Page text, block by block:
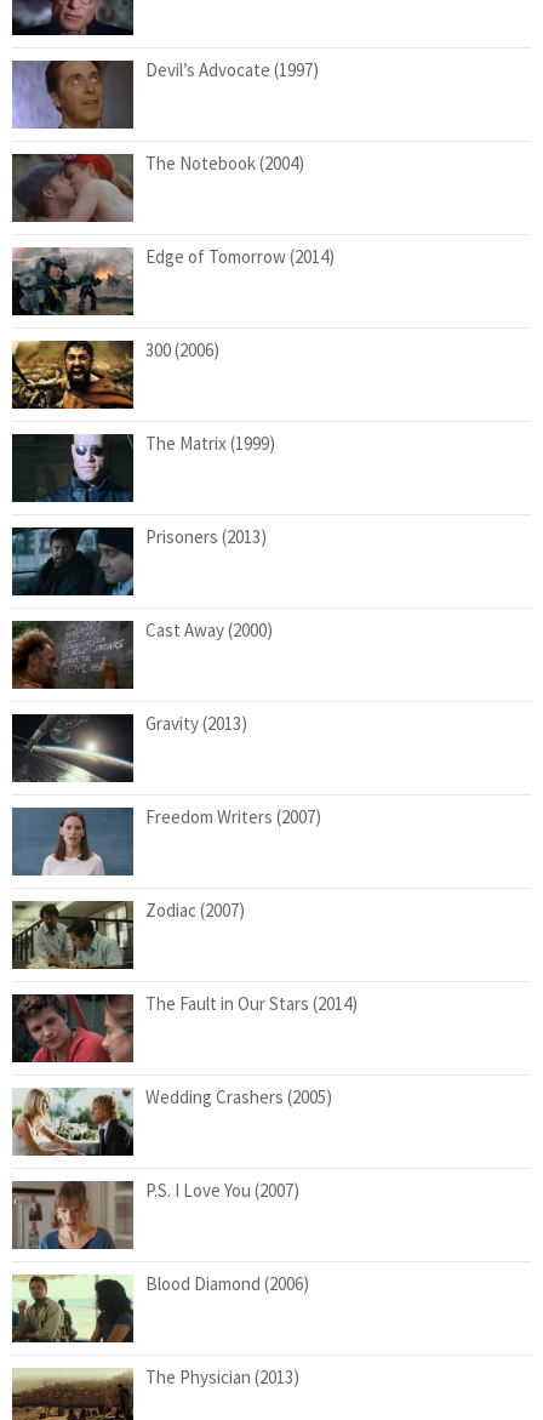
Devil’s Advocate (1997)
The Notebook (2004)
Edge of Tomorrow (2014)
300 (2006)
The Matrix (1999)
Prisoners (2013)
Cast Away (2000)
Gravity (2013)
Freedom Writers (2007)
Zodiac (2007)
The Fault in Our Stars (2014)
Wedding Crashers (2005)
P.S. I Love You (2007)
Blood Diamond (2006)
The Physician (2013)